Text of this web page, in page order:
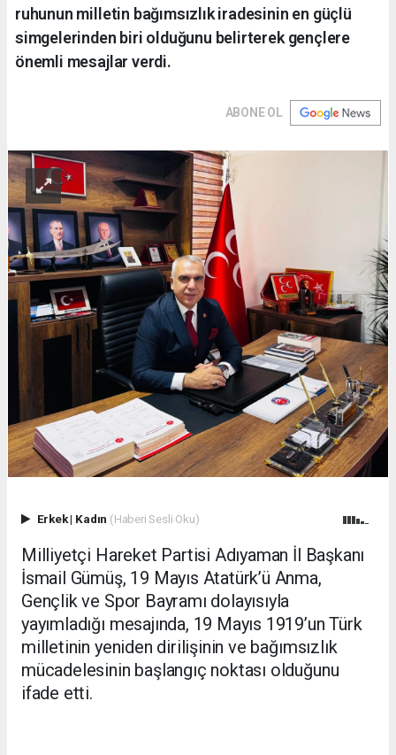
ruhunun milletin bağımsızlık iradesinin en güçlü
simgelerinden biri olduğunu belirterek gençlere
önemli mesajlar verdi.
ABONE OL
Erkek| Kadın (Haberi Sesli Oku)
Milliyetçi Hareket Partisi Adıyaman İl Başkanı
İsmail Gümüş, 19 Mayıs Atatürk’ü Anma,
Gençlik ve Spor Bayramı dolayısıyla
yayımladığı mesajında, 19 Mayıs 1919’un Türk
milletinin yeniden dirilişinin ve bağımsızlık
mücadelesinin başlangıç noktası olduğunu
ifade etti.